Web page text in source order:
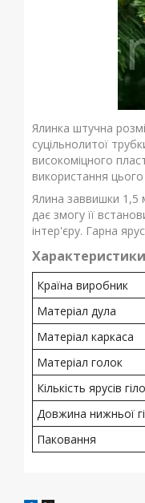
Ялинка штучна
суцільнолитої
високоміцного
використання
Ялина заввишки 1,5
дає змогу її
інтер'єру. Гарна
Країна виробник
Матеріал дула
Матеріал каркаса
Матеріал голок
Кількість ярусів
Довжина нижньої
Паковання